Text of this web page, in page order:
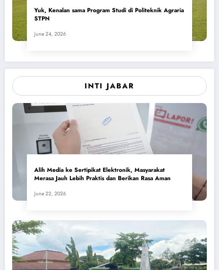
Yuk, Kenalan sama Program Studi di Politeknik Agraria
STPN
June 24, 2026
INTI JABAR
Alih Media ke Sertipikat Elektronik, Masyarakat
Merasa Jauh Lebih Praktis dan Berikan Rasa Aman
June 22, 2026